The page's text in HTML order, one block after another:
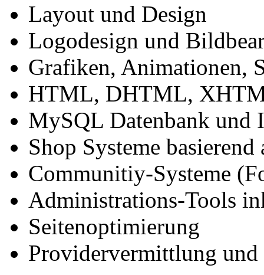
Layout und Design
Logodesign und
Grafiken, Animationen,
HTML, DHTML,
MySQL Datenbank und
Shop Systeme
Communitiy-Systeme
Administrations-Tools
Seitenoptimierung
Providervermittlung